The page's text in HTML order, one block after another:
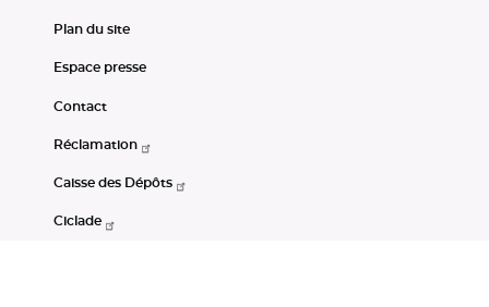
Plan du site
Espace presse
Contact
Réclamation
Caisse des Dépôts
Ciclade